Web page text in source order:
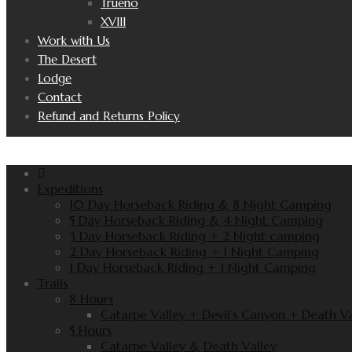
XVIII
Work with Us
The Desert
Lodge
Contact
Refund and Returns Policy
Expeditions
10 Day Horseback Riding & 8 Night Camping
5 Day Horseback Riding & 4 Night Camping
3 Day Horseback Riding + 2 Night camping
2 Day Horseback Riding + 1 Night Camping
1 Day Horseback Riding + 1 Night Camping
Trails
8 Hours
Catarpe Valley + Devil’s Canyon + Death
5 Hours
Catarpe Valley & Death Valley